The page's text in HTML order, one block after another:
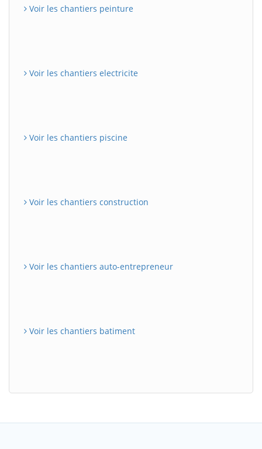
Voir les chantiers peinture
Voir les chantiers electricite
Voir les chantiers piscine
Voir les chantiers construction
Voir les chantiers auto-entrepreneur
Voir les chantiers batiment